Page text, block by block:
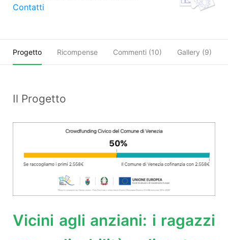
Contatti
Progetto Ricompense Commenti (10) Gallery (9)
Il Progetto
Vicini agli anziani: i ragazzi